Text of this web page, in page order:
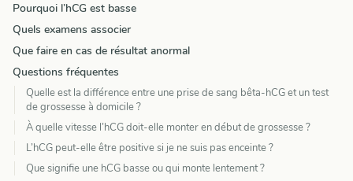
Pourquoi l’hCG est basse
Quels examens associer
Que faire en cas de résultat anormal
Questions fréquentes
Quelle est la différence entre une prise de sang bêta-hCG et un test
de grossesse à domicile ?
À quelle vitesse l’hCG doit-elle monter en début de grossesse ?
L’hCG peut-elle être positive si je ne suis pas enceinte ?
Que signifie une hCG basse ou qui monte lentement ?